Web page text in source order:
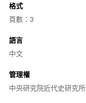
格式
頁數：3
語言
中文
管理權
中央研究院近代史研究所